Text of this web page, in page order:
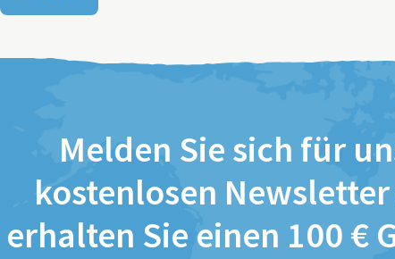
Melden Sie sich für
kostenlosen
erhalten Sie einen 100 €